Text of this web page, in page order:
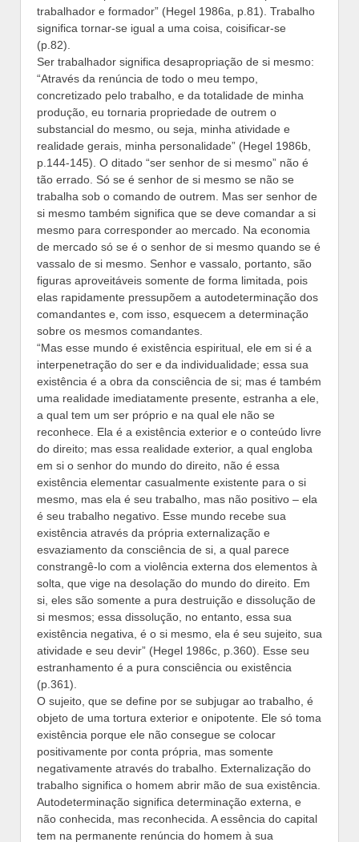
trabalhador e formador” (Hegel 1986a, p.81). Trabalho
significa tornar-se igual a uma coisa, coisificar-se
(p.82).
Ser trabalhador significa desapropriação de si mesmo:
“Através da renúncia de todo o meu tempo,
concretizado pelo trabalho, e da totalidade de minha
produção, eu tornaria propriedade de outrem o
substancial do mesmo, ou seja, minha atividade e
realidade gerais, minha personalidade” (Hegel 1986b,
p.144-145). O ditado “ser senhor de si mesmo” não é
tão errado. Só se é senhor de si mesmo se não se
trabalha sob o comando de outrem. Mas ser senhor de
si mesmo também significa que se deve comandar a si
mesmo para corresponder ao mercado. Na economia
de mercado só se é o senhor de si mesmo quando se é
vassalo de si mesmo. Senhor e vassalo, portanto, são
figuras aproveitáveis somente de forma limitada, pois
elas rapidamente pressupõem a autodeterminação dos
comandantes e, com isso, esquecem a determinação
sobre os mesmos comandantes.
“Mas esse mundo é existência espiritual, ele em si é a
interpenetração do ser e da individualidade; essa sua
existência é a obra da consciência de si; mas é também
uma realidade imediatamente presente, estranha a ele,
a qual tem um ser próprio e na qual ele não se
reconhece. Ela é a existência exterior e o conteúdo livre
do direito; mas essa realidade exterior, a qual engloba
em si o senhor do mundo do direito, não é essa
existência elementar casualmente existente para o si
mesmo, mas ela é seu trabalho, mas não positivo – ela
é seu trabalho negativo. Esse mundo recebe sua
existência através da própria externalização e
esvaziamento da consciência de si, a qual parece
constrangê-lo com a violência externa dos elementos à
solta, que vige na desolação do mundo do direito. Em
si, eles são somente a pura destruição e dissolução de
si mesmos; essa dissolução, no entanto, essa sua
existência negativa, é o si mesmo, ela é seu sujeito, sua
atividade e seu devir” (Hegel 1986c, p.360). Esse seu
estranhamento é a pura consciência ou existência
(p.361).
O sujeito, que se define por se subjugar ao trabalho, é
objeto de uma tortura exterior e onipotente. Ele só toma
existência porque ele não consegue se colocar
positivamente por conta própria, mas somente
negativamente através do trabalho. Externalização do
trabalho significa o homem abrir mão de sua existência.
Autodeterminação significa determinação externa, e
não conhecida, mas reconhecida. A essência do capital
tem na permanente renúncia do homem à sua